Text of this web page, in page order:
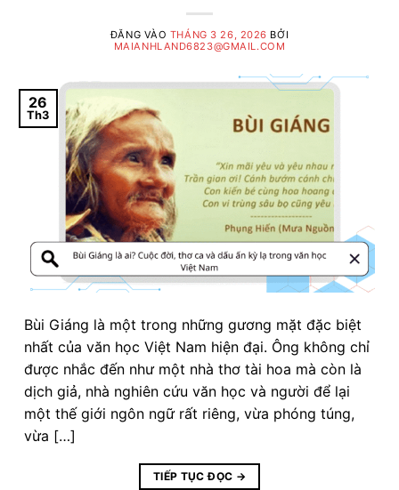
ĐĂNG VÀO THÁNG 3 26, 2026 BỞI
MAIANHLAND6823@GMAIL.COM
26
Th3
Bùi Giáng là một trong những gương mặt đặc biệt
nhất của văn học Việt Nam hiện đại. Ông không chỉ
được nhắc đến như một nhà thơ tài hoa mà còn là
dịch giả, nhà nghiên cứu văn học và người để lại
một thế giới ngôn ngữ rất riêng, vừa phóng túng,
vừa […]
TIẾP TỤC ĐỌC →